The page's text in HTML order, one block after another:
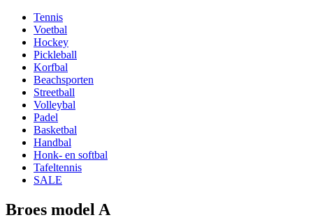
Tennis
Voetbal
Hockey
Pickleball
Korfbal
Beachsporten
Streetball
Volleybal
Padel
Basketbal
Handbal
Honk- en softbal
Tafeltennis
SALE
Broes model A